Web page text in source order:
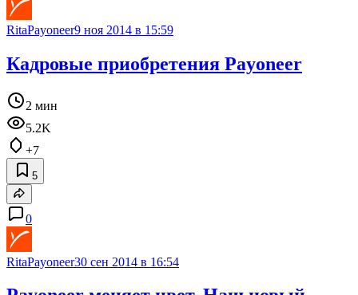
RitaPayoneer9 ноя 2014 в 15:59
Кадровые приобретения Payoneer
2 мин
5.2K
+7
5
0
RitaPayoneer30 сен 2014 в 16:54